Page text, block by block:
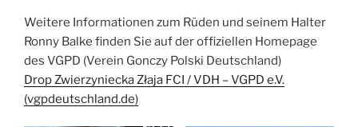
Weitere Informationen zum Rüden und seinem Halter
Ronny Balke finden Sie auf der offiziellen Homepage
des VGPD (Verein Gonczy Polski Deutschland)
Drop Zwierzyniecka Złaja FCI / VDH – VGPD e.V.
(vgpdeutschland.de)